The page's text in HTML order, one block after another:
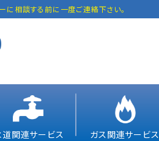
に相談する前に一度ご連絡下さい。
道関連サービス ガス関連サービス